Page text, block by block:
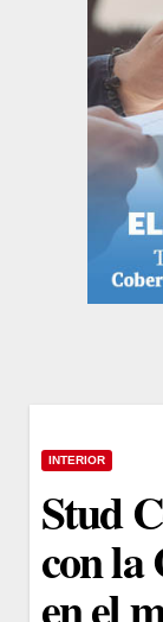
INTERIOR
Stud
con la